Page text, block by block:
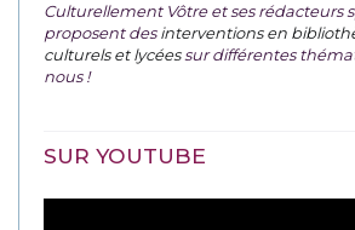
Culturellement Vôtre et ses rédacteurs
proposent desinterventions en
culturels et lycéessur différentes
nous !
SUR YOUTUBE